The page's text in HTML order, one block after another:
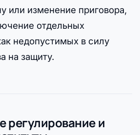
или изменение приговора,
отдельных
недопустимых в силу
на защиту.
регулирование и